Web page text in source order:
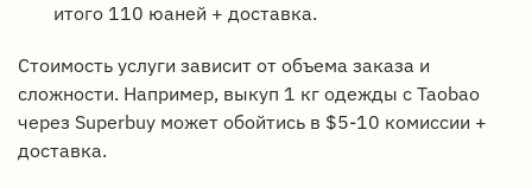
итого 110 юаней + доставка.
Стоимость услуги зависит от объема заказа и
сложности. Например, выкуп 1 кг одежды с Taobao
через Superbuy может обойтись в $5-10 комиссии +
доставка.